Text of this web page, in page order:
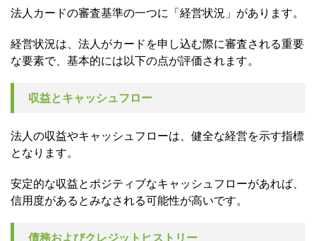
法人カードの審査基準の一つに「経営状況」があります。
経営状況は、法人がカードを申し込む際に審査される重要
な要素で、基本的には以下の点が評価されます。
収益とキャッシュフロー
法人の収益やキャッシュフローは、健全な経営を示す指標
となります。
安定的な収益とポジティブなキャッシュフローがあれば、
信用度があるとみなされる可能性が高いです。
債務およびクレジットヒストリー